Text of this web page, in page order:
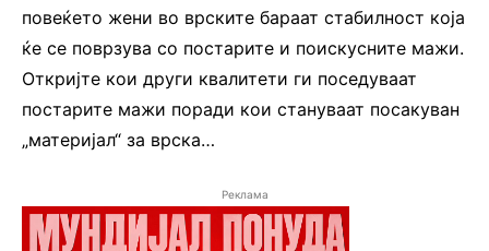
повеќето жени во врските бараат стабилност која
ќе се поврзува со постарите и поискусните мажи.
Откријте кои други квалитети ги поседуваат
постарите мажи поради кои стануваат посакуван
„материјал“ за врска…
Реклама